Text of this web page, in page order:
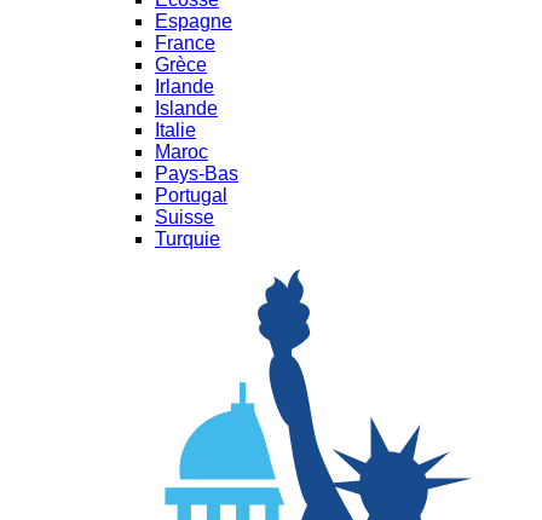
Espagne
France
Grèce
Irlande
Islande
Italie
Maroc
Pays-Bas
Portugal
Suisse
Turquie